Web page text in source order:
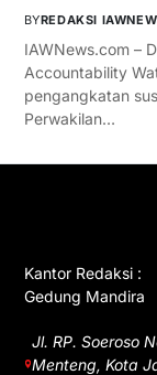
BYREDAKSI
IAWNews.com –
Accountability
pengangkatan
Perwakilan…
Kantor Redaksi :
Gedung Mandira
Jl. RP. Soeroso
Menteng, Kota